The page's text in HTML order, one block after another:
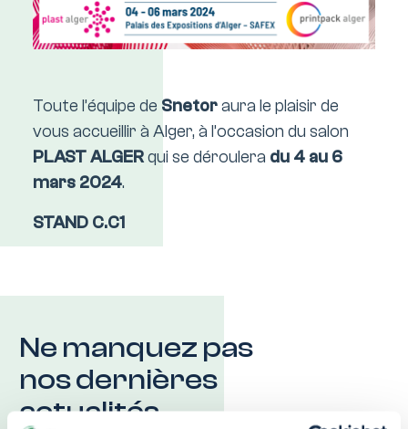
Toute l’équipe de Snetoraura le plaisir de
vous accueillir à Alger, à l’occasion du salon
PLAST ALGERqui se déroulera du 4 au 6
mars 2024.
STAND C.C1
Ne manquez pas
nos dernières
actualités